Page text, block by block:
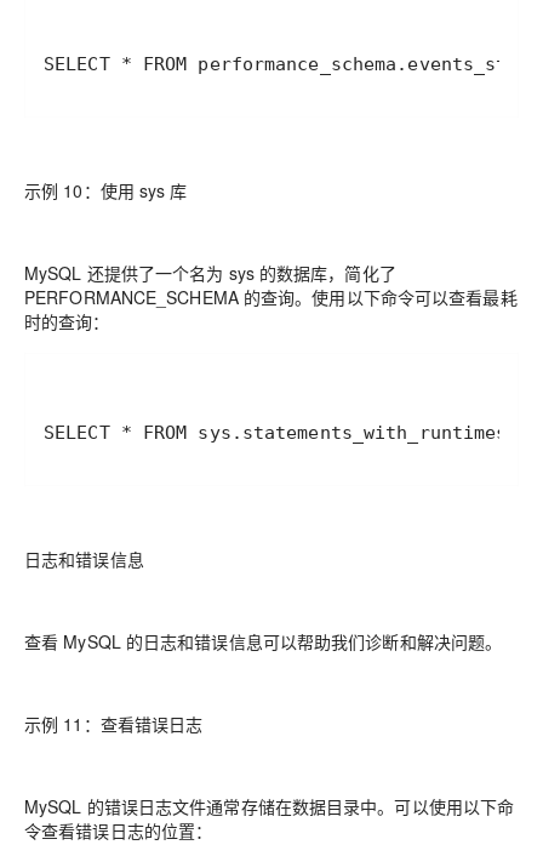
SELECT * FROM
示例 10：使用 sys 库
MySQL 还提供了一个名为 sys 的数据库，简化了
PERFORMANCE_SCHEMA 的查询。使用以下命令可以查看最耗
时的查询：
SELECT * FROM
日志和错误信息
查看 MySQL 的日志和错误信息可以帮助我们诊断和解决问题。
示例 11：查看错误日志
MySQL 的错误日志文件通常存储在数据目录中。可以使用以下命
令查看错误日志的位置：